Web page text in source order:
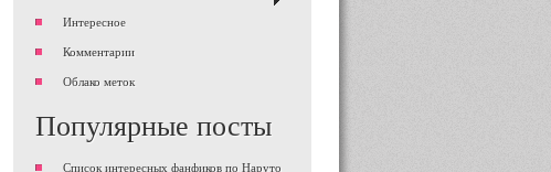
Интересное
Комментарии
Облако меток
Популярные посты
Список интересных фанфиков по Наруто